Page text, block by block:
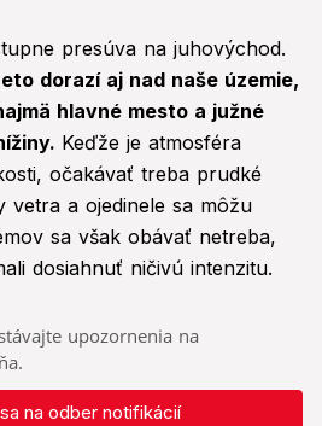
presúva na juhovýchod.
dorazí aj nad naše územie,
hlavné mesto a južné
Keďže je atmosféra
očakávať treba prudké
vetra a ojedinele sa môžu
sa však obávať netreba,
dosiahnuť ničivú intenzitu.
upozornenia na
na odber notifikácií